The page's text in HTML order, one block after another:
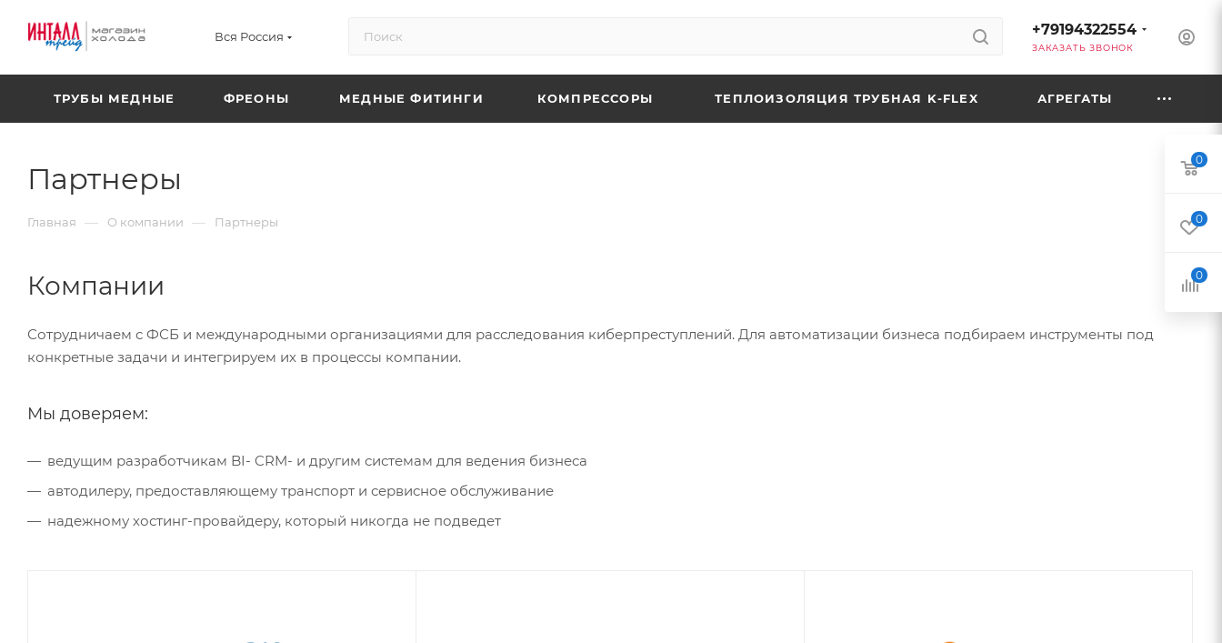
Вся Россия +79194322554
ЗАКАЗАТЬ ЗВОНОК
ТРУБЫ МЕДНЫЕ ФРЕОНЫ МЕДНЫЕ ФИТИНГИ КОМПРЕССОРЫ ТЕПЛОИЗОЛЯЦИЯ ТРУБНАЯ K-FLEX АГРЕГАТЫ
Партнеры
Главная — О компании — Партнеры
Компании
Сотрудничаем с ФСБ и международными организациями для расследования киберпреступлений. Для автоматизации бизнеса подбираем инструменты под
конкретные задачи и интегрируем их в процессы компании.
Мы доверяем:
ведущим разработчикам BI- CRM- и другим системам для ведения бизнеса
автодилеру, предоставляющему транспорт и сервисное обслуживание
надежному хостинг-провайдеру, который никогда не подведет
0
0
0